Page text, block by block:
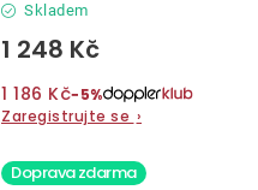
Skladem
1 248 Kč
1 186 Kč−5%
Zaregistrujte se ›
Doprava zdarma